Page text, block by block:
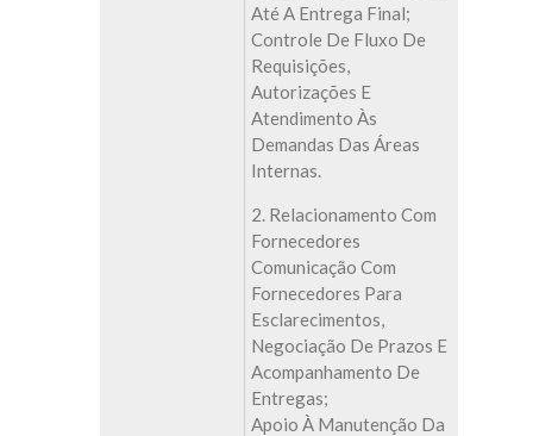
Até A Entrega Final;
Controle De Fluxo De
Requisições,
Autorizações E
Atendimento Às
Demandas Das Áreas
Internas.
2. Relacionamento Com
Fornecedores
Comunicação Com
Fornecedores Para
Esclarecimentos,
Negociação De Prazos E
Acompanhamento De
Entregas;
Apoio À Manutenção Da